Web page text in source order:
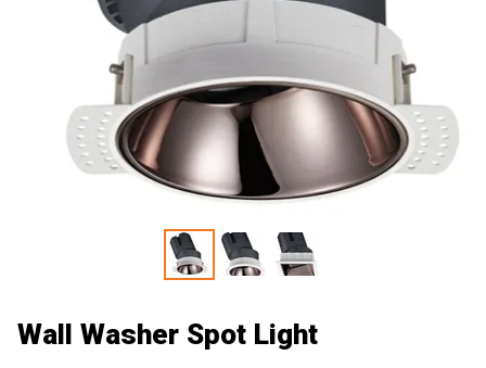
Wall Washer Spot Light